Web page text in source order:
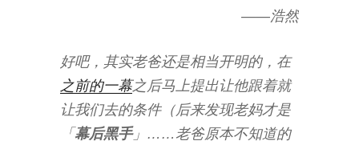
の
——浩然
好吧，其实老爸还是相当开明的，在
之前的一幕之后马上提出让他跟着就
让我们去的条件（后来发现老妈才是
「 幕后黑手」……老爸原本不知道的